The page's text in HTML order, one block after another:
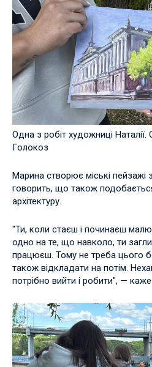
Одна з робіт художниці
Голокоз
Марина створює міські
говорить, що також
архітектуру.
"Ти, коли стаєш і починаєш
одно на те, що навколо, ти
працюєш. Тому не треба цього
також відкладати на потім.
потрібно вийти і робити", —